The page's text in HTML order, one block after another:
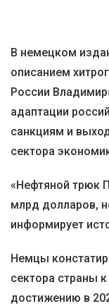
В немецком
описанием
России
адаптации
санкциям и
сектора
«Нефтяной трюк
млрд долларов,
информирует
Немцы
сектора страны
достижению в